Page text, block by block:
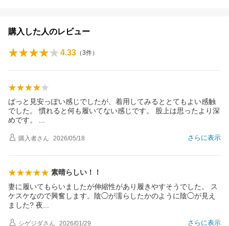
購入した人のレビュー
4.33 （3件）
ぱっと見安っぽい感じでしたが、着用してみるととてもよい感触
でした。 慣れると何も履いてない感じです。 股上は思ったより深
めです。
さらに表示
購入者さん 2026/05/18
素晴らしい！！
妻に履いてもらいましたが伸縮性があり履きやすそうでした。 ス
ケスケなので興奮します。陰◯が濡らしたかのように陰◯が見え
ました? 夜
さらに表示
シゲジダさん 2026/01/29